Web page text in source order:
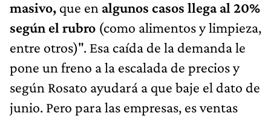
masivo, que en algunos casos llega al 20%
según el rubro (como alimentos y limpieza,
entre otros)". Esa caída de la demanda le
pone un freno a la escalada de precios y
según Rosato ayudará a que baje el dato de
junio. Pero para las empresas, es ventas